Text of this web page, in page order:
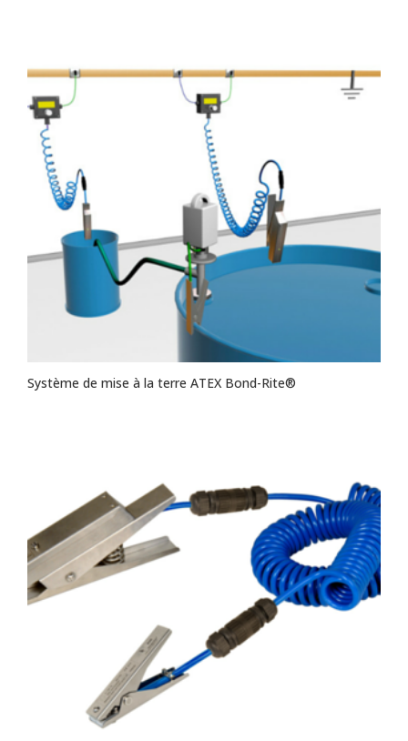
Système de mise à la terre ATEX Bond-Rite®